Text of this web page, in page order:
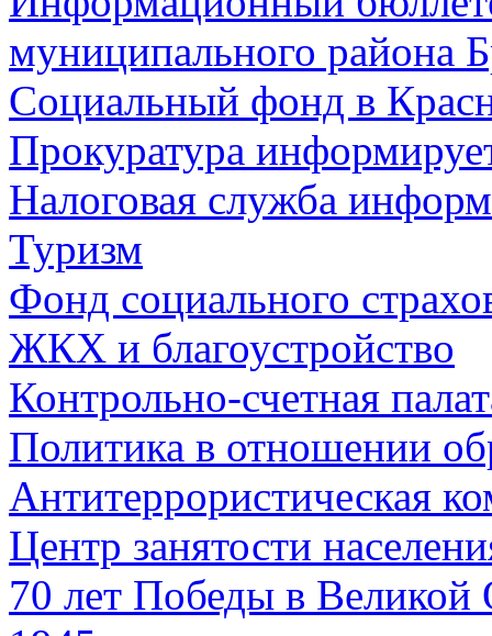
муниципального района
Социальный фонд в
Прокуратура
Налоговая служба
Туризм
Фонд социального
ЖКХ и благоустройство
Контрольно-счетная
Политика в отношении
Антитеррористическая
Центр занятости
70 лет Победы в Великой